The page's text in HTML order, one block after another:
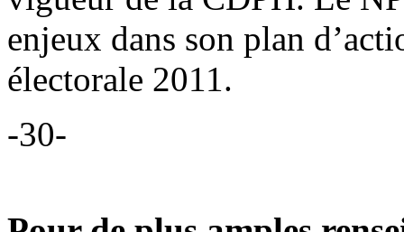
enjeux dans son plan
électorale 2011.
-30-